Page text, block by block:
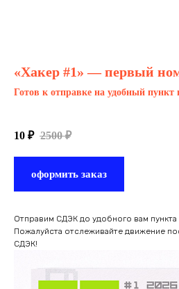
«Хакер #1» — первый
Готов к отправке на удобный
10 ₽ 2500 ₽
оформить заказ
Отправим СДЭК до удобного вам пункта
Пожалуйста отслеживайте движение
СДЭК!